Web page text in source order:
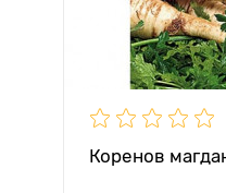
Коренов